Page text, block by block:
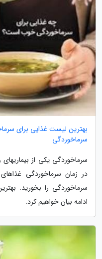
بهترین لیست غذایی برای
سرماخوردگی
سرماخوردگی یکی از
در زمان سرماخوردگی
سرماخوردگی را بخورید.
ادامه بیان خواهیم کرد.